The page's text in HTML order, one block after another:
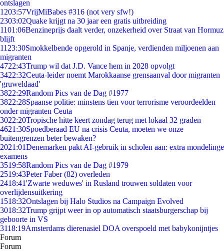
ontslagen
1203:57VrijMiBabes #316 (not very sfw!)
2303:02Quake krijgt na 30 jaar een gratis uitbreiding
1101:06Benzineprijs daalt verder, onzekerheid over Straat van Hormuz
blijft
11 23:30Smokkelbende opgerold in Spanje, verdienden miljoenen aan
migranten
4722:43Trump wil dat J.D. Vance hem in 2028 opvolgt
3422:32Ceuta-leider noemt Marokkaanse grensaanval door migranten
'gruweldaad'
3822:29Random Pics van de Dag #1977
3822:28Spaanse politie: minstens tien voor terrorisme veroordeelden
onder migranten Ceuta
3022:20Tropische hitte keert zondag terug met lokaal 32 graden
4621:30Spoedberaad EU na crisis Ceuta, moeten we onze
buitengrenzen beter bewaken?
2021:01Denemarken pakt AI-gebruik in scholen aan: extra mondelinge
examens
3519:58Random Pics van de Dag #1979
2519:43Peter Faber (82) overleden
2418:41'Zwarte weduwes' in Rusland trouwen soldaten voor
overlijdensuitkering
1518:32Ontslagen bij Halo Studios na Campaign Evolved
3018:32Trump grijpt weer in op automatisch staatsburgerschap bij
geboorte in VS
3118:19Amsterdams dierenasiel DOA overspoeld met babykonijntjes
Forum
Forum